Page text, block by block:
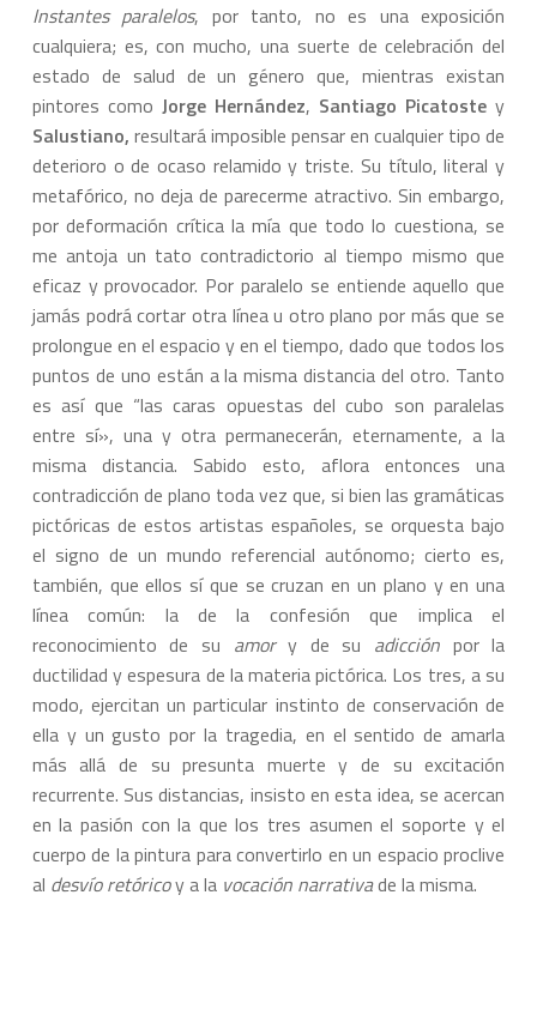
Instantes paralelos, por tanto, no es una exposición
cualquiera; es, con mucho, una suerte de celebración del
estado de salud de un género que, mientras existan
pintores como Jorge Hernández, Santiago Picatoste y
Salustiano, resultará imposible pensar en cualquier tipo de
deterioro o de ocaso relamido y triste. Su título, literal y
metafórico, no deja de parecerme atractivo. Sin embargo,
por deformación crítica la mía que todo lo cuestiona, se
me antoja un tato contradictorio al tiempo mismo que
eficaz y provocador. Por paralelo se entiende aquello que
jamás podrá cortar otra línea u otro plano por más que se
prolongue en el espacio y en el tiempo, dado que todos los
puntos de uno están a la misma distancia del otro. Tanto
es así que “las caras opuestas del cubo son paralelas
entre sí», una y otra permanecerán, eternamente, a la
misma distancia. Sabido esto, aflora entonces una
contradicción de plano toda vez que, si bien las gramáticas
pictóricas de estos artistas españoles, se orquesta bajo
el signo de un mundo referencial autónomo; cierto es,
también, que ellos sí que se cruzan en un plano y en una
línea común: la de la confesión que implica el
reconocimiento de su amory de su adicciónpor la
ductilidad y espesura de la materia pictórica. Los tres, a su
modo, ejercitan un particular instinto de conservación de
ella y un gusto por la tragedia, en el sentido de amarla
más allá de su presunta muerte y de su excitación
recurrente. Sus distancias, insisto en esta idea, se acercan
en la pasión con la que los tres asumen el soporte y el
cuerpo de la pintura para convertirlo en un espacio proclive
al desvío retóricoy a la vocación narrativade la misma.